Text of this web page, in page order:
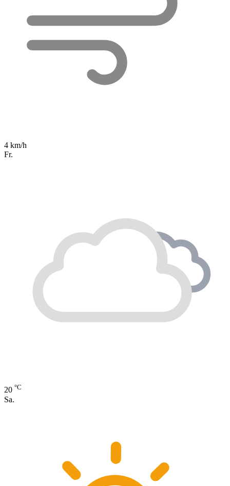
4 km/h
Fr.
20 °C
Sa.